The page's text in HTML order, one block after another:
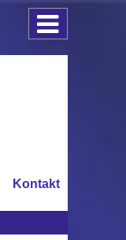
Kontakt